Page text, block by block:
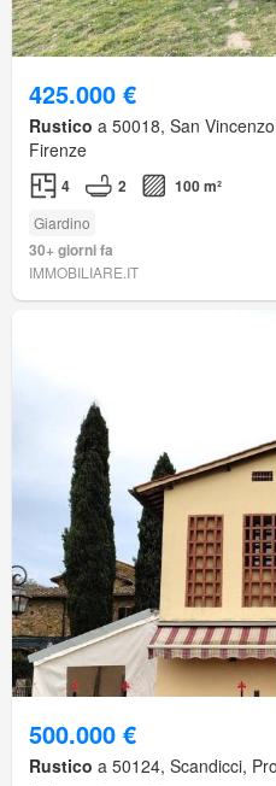
425.000 €
Rustico a 50018, San
Firenze
4 2 100 m²
Giardino
30+ giorni fa
IMMOBILIARE.IT
500.000 €
Rustico a 50124, Scandicci,